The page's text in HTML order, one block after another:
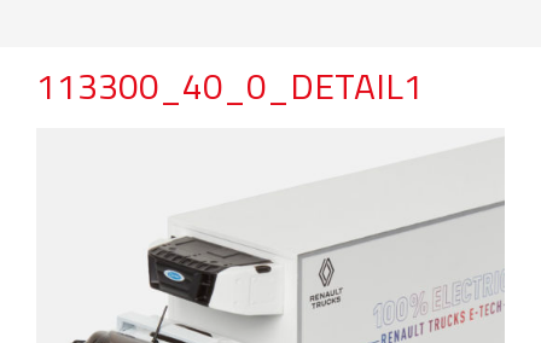
113300_40_0_DETAIL1